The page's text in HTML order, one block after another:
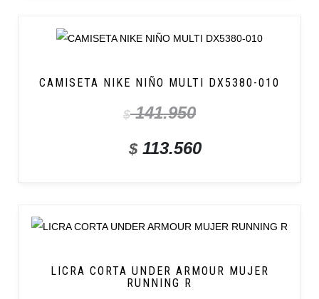
CAMISETA NIKE NIÑO MULTI DX5380-010
$141.950
$113.560
LICRA CORTA UNDER ARMOUR MUJER
RUNNING R